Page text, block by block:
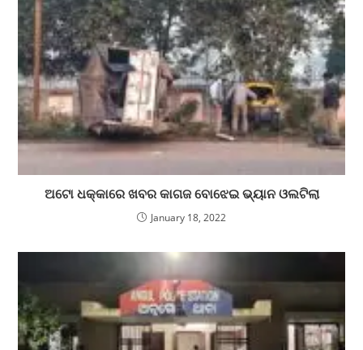
ଅଟୋ ଧକ୍କାରେ ଖବର କାଗଜ ବୋଝେଇ ଭ୍ୟାନ ଓଲଟିଲା
January 18, 2022